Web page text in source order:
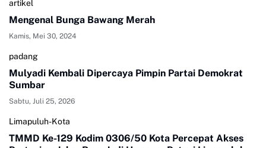
artikel
Mengenal Bunga Bawang Merah
Kamis, Mei 30, 2024
padang
Mulyadi Kembali Dipercaya Pimpin Partai Demokrat
Sumbar
Sabtu, Juli 25, 2026
Limapuluh-Kota
TMMD Ke-129 Kodim 0306/50 Kota Percepat Akses